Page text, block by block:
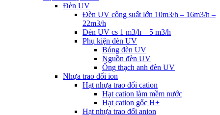
Đèn UV
Đèn UV công suất lớn 10m3/h – 16m3/h –
22m3/h
Đèn UV cs 1 m3/h – 5 m3/h
Phụ kiện đèn UV
Bóng đèn UV
Nguồn đèn UV
Ống thạch anh đèn UV
Nhựa trao đổi ion
Hạt nhựa trao đổi cation
Hạt cation làm mềm nước
Hạt cation gốc H+
Hạt nhựa trao đổi anion